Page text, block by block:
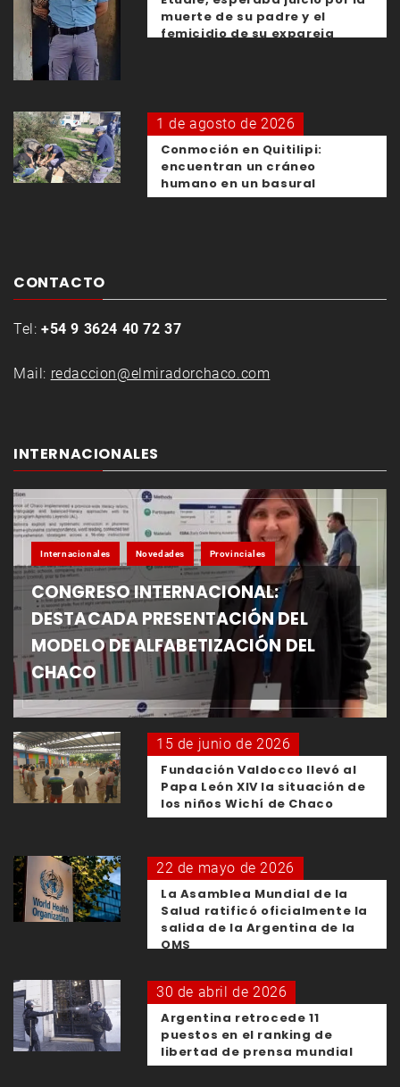
muerte de su padre y el
femicidio de su expareja
1 de agosto de 2026
Conmoción en Quitilipi:
encuentran un cráneo
humano en un basural
CONTACTO
Tel: +54 9 3624 40 72 37
Mail: redaccion@elmiradorchaco.com
INTERNACIONALES
Internacionales Novedades Provinciales
CONGRESO INTERNACIONAL:
DESTACADA PRESENTACIÓN DEL
MODELO DE ALFABETIZACIÓN DEL
CHACO
15 de junio de 2026
Fundación Valdocco llevó al
Papa León XIV la situación de
los niños Wichí de Chaco
22 de mayo de 2026
La Asamblea Mundial de la
Salud ratificó oficialmente la
salida de la Argentina de la
OMS
30 de abril de 2026
Argentina retrocede 11
puestos en el ranking de
libertad de prensa mundial